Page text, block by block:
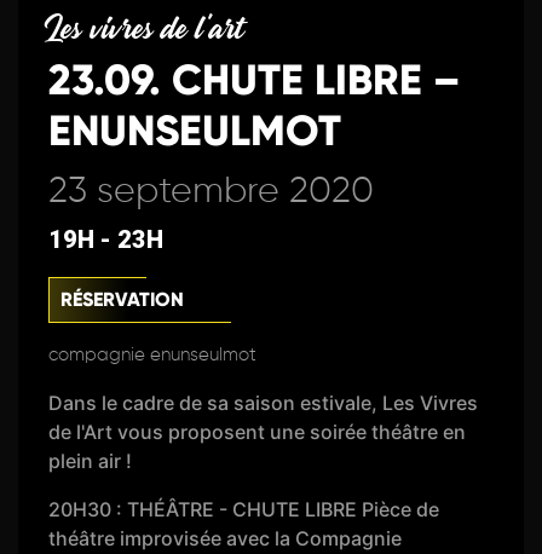
Les vivres de l'art
23.09. CHUTE LIBRE –
ENUNSEULMOT
23 septembre 2020
19H - 23H
RÉSERVATION
compagnie enunseulmot
Dans le cadre de sa saison estivale, Les Vivres
de l'Art vous proposent une soirée théâtre en
plein air !
20H30 : THÉÂTRE - CHUTE LIBRE Pièce de
théâtre improvisée avec la Compagnie